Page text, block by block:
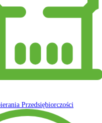
Przedsiębiorczości